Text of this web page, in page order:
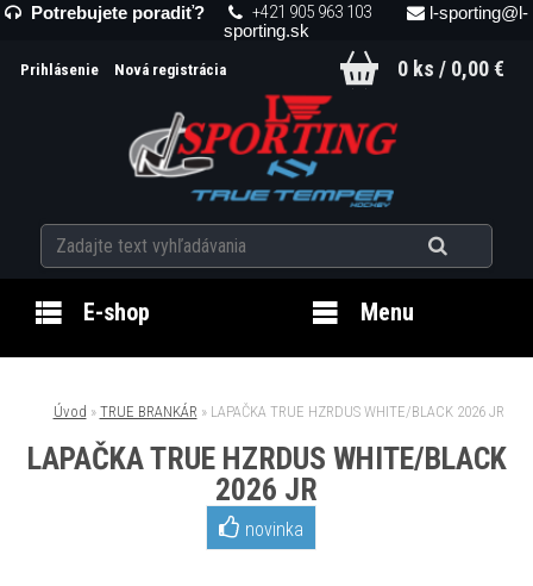
Potrebujete poradiť? +421 905 963 103
l-sporting@l-
sporting.sk
Prihlásenie Nová registrácia 0 ks / 0,00 €
E-shop Menu
Úvod » TRUE BRANKÁR » LAPAČKA TRUE HZRDUS WHITE/BLACK 2026 JR
LAPAČKA TRUE HZRDUS WHITE/BLACK
2026 JR
novinka